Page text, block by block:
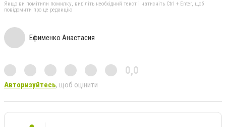
Якщо ви помітили помилку, виділіть необхідний текст і натисніть Ctrl + Enter, щоб
повідомити про це редакцію
Ефименко Анастасия
0,0
Авторизуйтесь, щоб оцінити